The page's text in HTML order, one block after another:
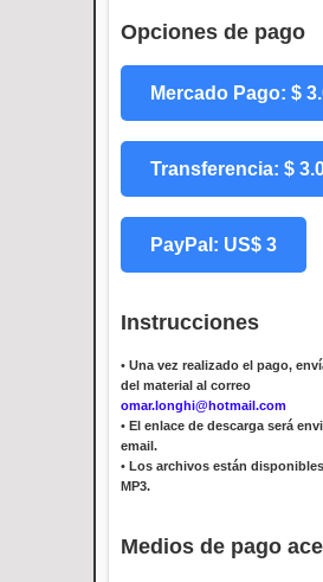
Opciones de pago
Mercado Pago: $
Transferencia: $
PayPal: US$ 3
Instrucciones
• Una vez realizado el pago,
del material al correo
omar.longhi@hotmail.com
• El enlace de descarga será
email.
• Los archivos están
MP3.
Medios de pago